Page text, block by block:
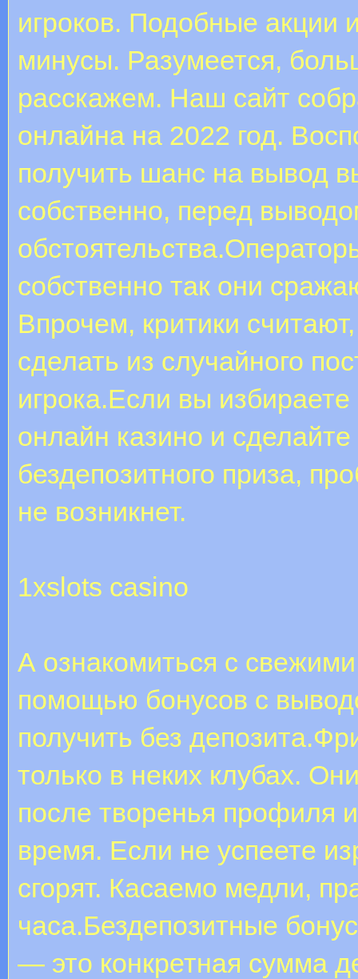
игроков. Подобные
минусы. Разумеется,
расскажем. Наш сайт
онлайна на 2022 год.
получить шанс на вывод
собственно, перед
собственно так они
Впрочем, критики
сделать из случайного
игрока.Если вы
онлайн казино и
бездепозитного приза,
не возникнет.
1xslots casino
А ознакомиться с
помощью бонусов с
получить без
только в неких клубах.
после творенья профиля
время. Если не успеете
сгорят. Касаемо медли,
часа.Бездепозитные
— это конкретная сумма